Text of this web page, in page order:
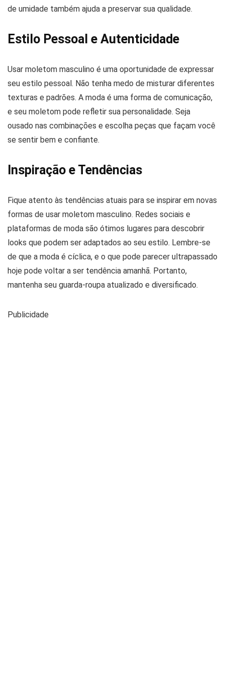
de umidade também ajuda a preservar sua qualidade.
Estilo Pessoal e Autenticidade
Usar moletom masculino é uma oportunidade de expressar
seu estilo pessoal. Não tenha medo de misturar diferentes
texturas e padrões. A moda é uma forma de comunicação,
e seu moletom pode refletir sua personalidade. Seja
ousado nas combinações e escolha peças que façam você
se sentir bem e confiante.
Inspiração e Tendências
Fique atento às tendências atuais para se inspirar em novas
formas de usar moletom masculino. Redes sociais e
plataformas de moda são ótimos lugares para descobrir
looks que podem ser adaptados ao seu estilo. Lembre-se
de que a moda é cíclica, e o que pode parecer ultrapassado
hoje pode voltar a ser tendência amanhã. Portanto,
mantenha seu guarda-roupa atualizado e diversificado.
Publicidade